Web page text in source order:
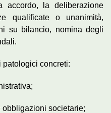
la deliberazione
qualificate o unanimità,
su bilancio, nomina degli
patologici concreti:
societarie;